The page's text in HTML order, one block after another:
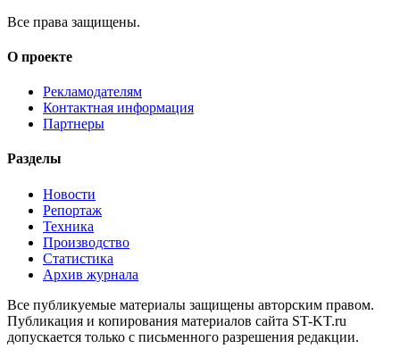
Все права защищены.
О проекте
Рекламодателям
Контактная информация
Партнеры
Разделы
Новости
Репортаж
Техника
Производство
Статистика
Архив журнала
Все публикуемые материалы защищены авторским правом.
Публикация и копирования материалов сайта ST-KT.ru
допускается только с письменного разрешения редакции.